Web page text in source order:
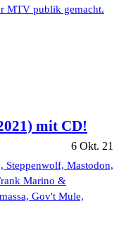
MTV publik gemacht.
mit CD!
6 Okt. 21
Steppenwolf, Mastodon,
Marino &
Gov't Mule,